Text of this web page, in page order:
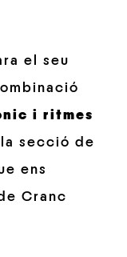
el seu
i ritmes
secció de
ens
Cranc